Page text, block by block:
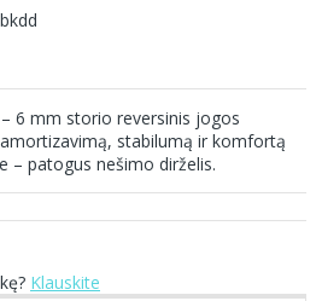
6 mm storio reversinis jogos
stabilumą ir komfortą
– patogus nešimo dirželis.
Klauskite